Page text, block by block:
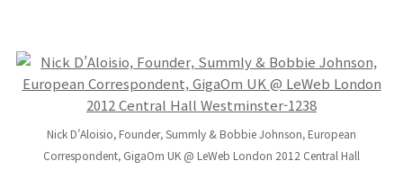
Nick D’Aloisio, Founder, Summly & Bobbie Johnson, European
Correspondent, GigaOm UK @ LeWeb London 2012 Central Hall